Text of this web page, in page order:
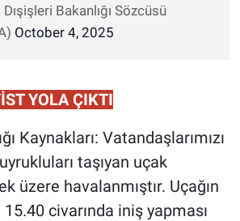
Bakanlığı Sözcüsü
October 4, 2025
YOLA ÇIKTI
Kaynakları: Vatandaşlarımızı
taşıyan uçak
üzere havalanmıştır. Uçağın
civarında iniş yapması